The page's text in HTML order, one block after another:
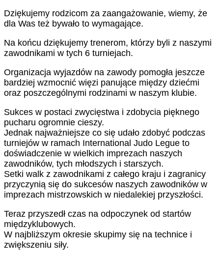
Dziękujemy rodzicom za zaangażowanie, wiemy, że
dla Was też bywało to wymagające.
Na końcu dziękujemy trenerom, którzy byli z naszymi
zawodnikami w tych 6 turniejach.
Organizacja wyjazdów na zawody pomogła jeszcze
bardziej wzmocnić więzi panujące między dziećmi
oraz poszczególnymi rodzinami w naszym klubie.
Sukces w postaci zwycięstwa i zdobycia pięknego
pucharu ogromnie cieszy.
Jednak najważniejsze co się udało zdobyć podczas
turniejów w ramach International Judo Legue to
doświadczenie w wielkich imprezach naszych
zawodników, tych młodszych i starszych.
Setki walk z zawodnikami z całego kraju i zagranicy
przyczynią się do sukcesów naszych zawodników w
imprezach mistrzowskich w niedalekiej przyszłości.
Teraz przyszedł czas na odpoczynek od startów
międzyklubowych.
W najbliższym okresie skupimy się na technice i
zwiększeniu siły.